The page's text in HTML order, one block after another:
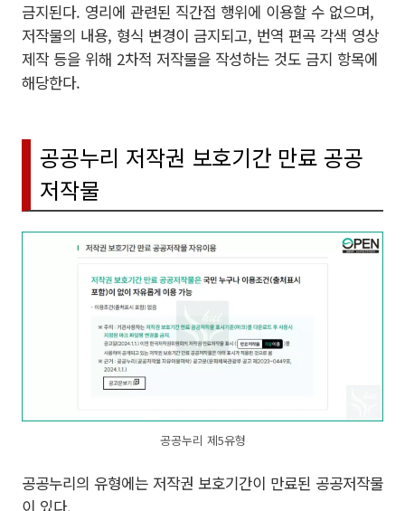
금지된다. 영리에 관련된 직간접 행위에 이용할 수 없으며,
저작물의 내용, 형식 변경이 금지되고, 번역 편곡 각색 영상
제작 등을 위해 2차적 저작물을 작성하는 것도 금지 항목에
해당한다.
공공누리 저작권 보호기간 만료 공공
저작물
공공누리 제5유형
공공누리의 유형에는 저작권 보호기간이 만료된 공공저작물
이 있다.